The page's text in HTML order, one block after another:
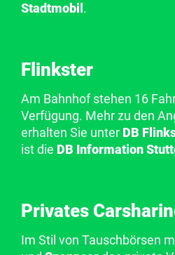
Stadtmobil .
Flinkster
Am Bahnhof stehen 16
Verfügung. Mehr zu den
erhalten Sie unter DB
ist die DB Information
Privates
Im Stil von Tauschbörsen